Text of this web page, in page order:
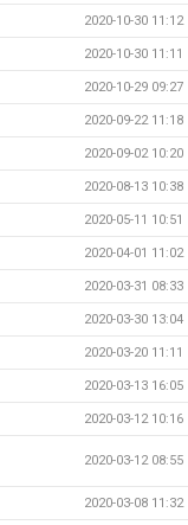
2020-10-30 11:12
2020-10-30 11:11
2020-10-29 09:27
2020-09-22 11:18
2020-09-02 10:20
2020-08-13 10:38
2020-05-11 10:51
2020-04-01 11:02
2020-03-31 08:33
2020-03-30 13:04
2020-03-20 11:11
2020-03-13 16:05
2020-03-12 10:16
2020-03-12 08:55
2020-03-08 11:32